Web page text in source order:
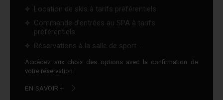
Location de skis à tarifs préférentiels
Commande d'entrées au SPA à tarifs
préférentiels
Réservations à la salle de sport ...
Accédez aux choix des options avec la confirmation de
votre réservation
EN SAVOIR +